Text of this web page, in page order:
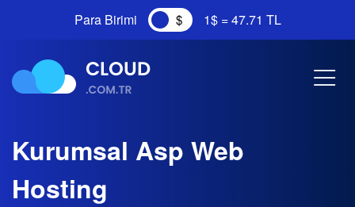
Para Birimi 1$ = 47.71 TL
Kurumsal Asp Web
Hosting